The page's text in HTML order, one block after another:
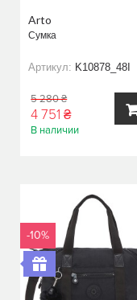
Arto
Сумка
Артикул: K10878_48I
5 280 ₴
4 751 ₴
В наличии
-10%